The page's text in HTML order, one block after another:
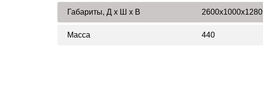
Габариты, Д x Ш x В 2600x1000x1280
Масса 440